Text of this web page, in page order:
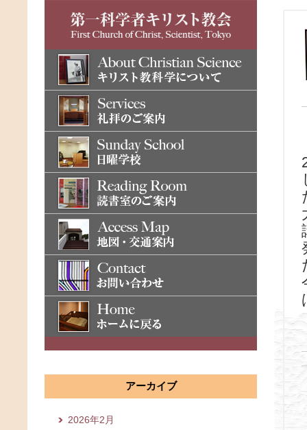
アーカイブ
2026年2月